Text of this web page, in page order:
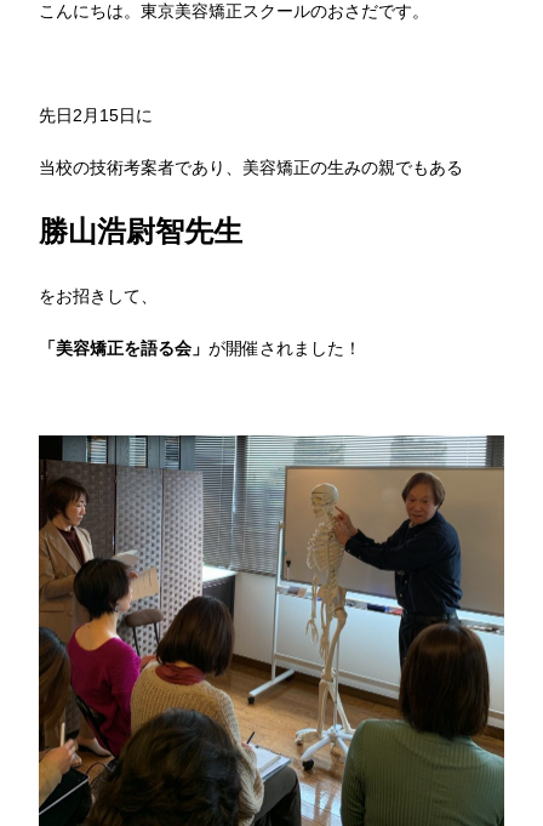
こんにちは。東京美容矯正スクールのおさだです。
先日2月15日に
当校の技術考案者であり、美容矯正の生みの親でもある
勝山浩尉智先生
をお招きして、
「美容矯正を語る会」が開催されました！